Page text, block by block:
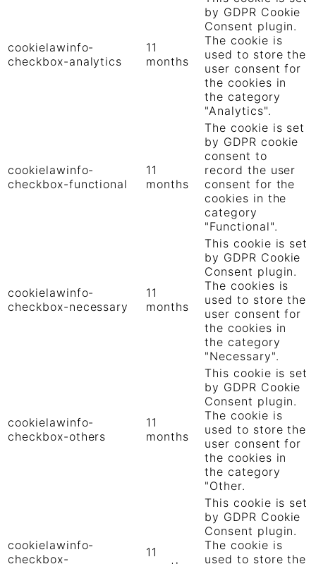
cookielawinfo-
checkbox-analytics
11
months
by GDPR Cookie
Consent plugin.
The cookie is
used to store the
user consent for
the cookies in
the category
"Analytics".
cookielawinfo-
checkbox-functional
11
months
The cookie is set
by GDPR cookie
consent to
record the user
consent for the
cookies in the
category
"Functional".
cookielawinfo-
checkbox-necessary
11
months
This cookie is set
by GDPR Cookie
Consent plugin.
The cookies is
used to store the
user consent for
the cookies in
the category
"Necessary".
cookielawinfo-
checkbox-others
11
months
This cookie is set
by GDPR Cookie
Consent plugin.
The cookie is
used to store the
user consent for
the cookies in
the category
"Other.
cookielawinfo-
checkbox-
11
This cookie is set
by GDPR Cookie
Consent plugin.
The cookie is
used to store the